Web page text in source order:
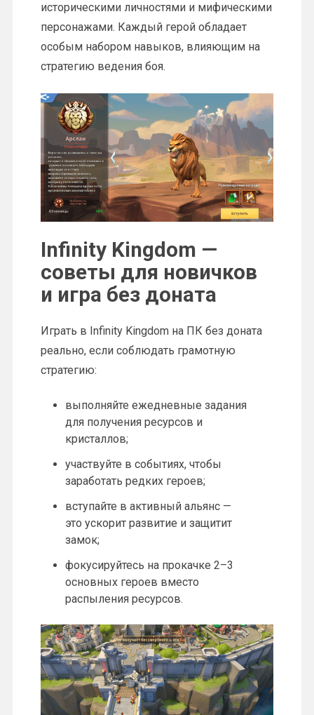
историческими личностями и мифическими
персонажами. Каждый герой обладает
особым набором навыков, влияющим на
стратегию ведения боя.
Infinity Kingdom —
советы для новичков
и игра без доната
Играть в Infinity Kingdom на ПК без доната
реально, если соблюдать грамотную
стратегию:
выполняйте ежедневные задания
для получения ресурсов и
кристаллов;
участвуйте в событиях, чтобы
заработать редких героев;
вступайте в активный альянс —
это ускорит развитие и защитит
замок;
фокусируйтесь на прокачке 2–3
основных героев вместо
распыления ресурсов.